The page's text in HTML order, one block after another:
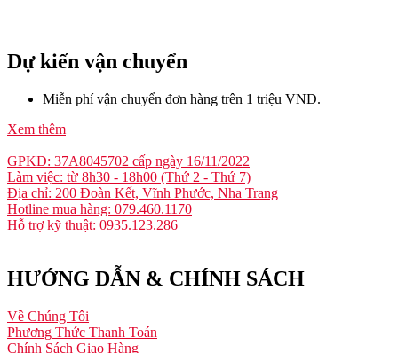
Dự kiến vận chuyển
Miễn phí vận chuyển đơn hàng trên 1 triệu VND.
Xem thêm
GPKD: 37A8045702 cấp ngày 16/11/2022
Làm việc: từ 8h30 - 18h00 (Thứ 2 - Thứ 7)
Địa chỉ: 200 Đoàn Kết, Vĩnh Phước, Nha Trang
Hotline mua hàng: 079.460.1170
Hỗ trợ kỹ thuật: 0935.123.286
HƯỚNG DẪN & CHÍNH SÁCH
Về Chúng Tôi
Phương Thức Thanh Toán
Chính Sách Giao Hàng